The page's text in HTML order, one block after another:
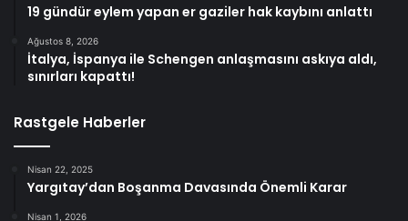
19 gündür eylem yapan er gaziler hak kaybını anlattı
Ağustos 8, 2026
İtalya, İspanya ile Schengen anlaşmasını askıya aldı,
sınırları kapattı!
Rastgele Haberler
Nisan 22, 2025
Yargıtay’dan Boşanma Davasında Önemli Karar
Nisan 1, 2026